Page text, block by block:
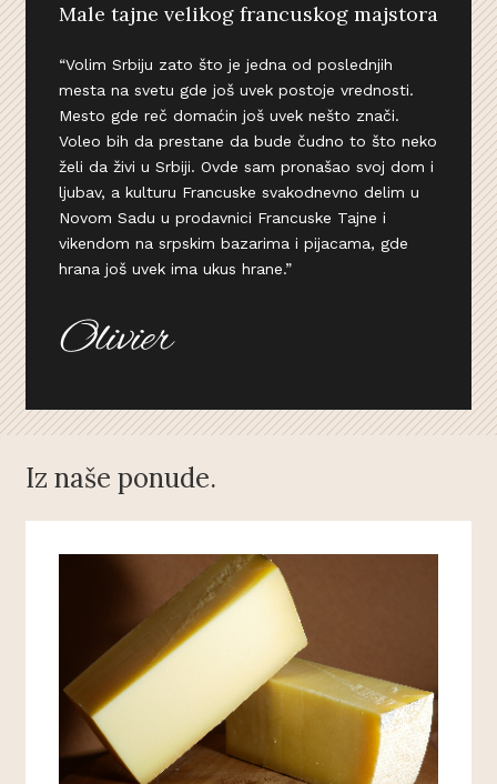
Male tajne velikog francuskog majstora
“Volim Srbiju zato što je jedna od poslednjih
mesta na svetu gde još uvek postoje vrednosti.
Mesto gde reč domaćin još uvek nešto znači.
Voleo bih da prestane da bude čudno to što neko
želi da živi u Srbiji. Ovde sam pronašao svoj dom i
ljubav, a kulturu Francuske svakodnevno delim u
Novom Sadu u prodavnici Francuske Tajne i
vikendom na srpskim bazarima i pijacama, gde
hrana još uvek ima ukus hrane.”
Iz naše ponude.